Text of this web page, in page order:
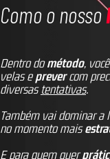
Como o nosso
Dentro dométodo,
velas eprevercom
diversastentativas.
Também vai dominar a
no momento mais
E para quem quer